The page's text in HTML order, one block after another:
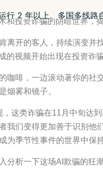
和投资诈骗的阴暗世界，
离开的客人，持续演变并
的视频开始出现在投资诈骗
咖啡，一边滚动著你的社
烟雾和镜子。
这类诈骗在11月中旬达
我们变得更加善于识别他
为季节性事件的世界中保
分析一下这场AI欺骗的狂